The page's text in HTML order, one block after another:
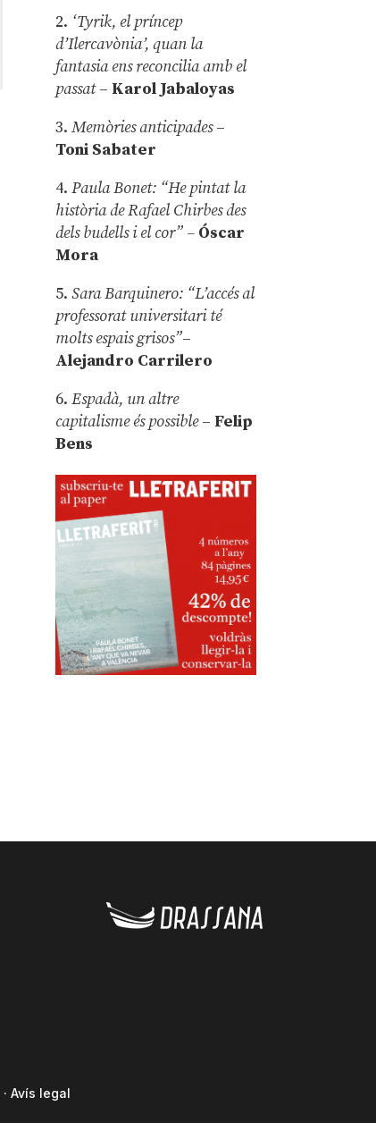
2. ‘Tyrik, el príncep
d’Ilercavònia’, quan la
fantasia ens reconcilia amb el
passat– Karol Jabaloyas
3.Memòries anticipades–
Toni Sabater
4.Paula Bonet: “He pintat la
història de Rafael Chirbes des
dels budells i el cor” – Óscar
Mora
5.Sara Barquinero: “L’accés al
professorat universitari té
molts espais grisos”–
Alejandro Carrilero
6.Espadà, un altre
capitalisme és possible – Felip
Bens
· Avís legal